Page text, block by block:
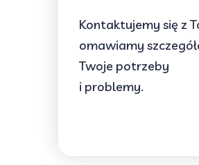
Kontaktujemy się z
omawiamy
Twoje potrzeby
i problemy.